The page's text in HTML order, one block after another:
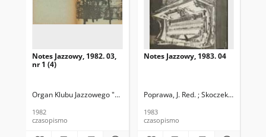
Notes Jazzowy, 1982. 03,
nr 1 (4)
Organ Klubu Jazzowego "Rotunda" Skoczek, T. Red.
1982
czasopismo
Notes Jazzowy, 1983. 04
Poprawa, J. Red. ; Skoczek T. Red.
1983
czasopismo